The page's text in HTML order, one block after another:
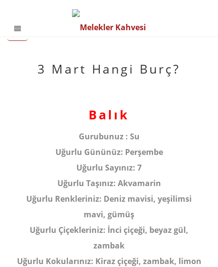
3 Mart Hangi Burç?
Balık
Gurubunuz : Su
Uğurlu Gününüz: Perşembe
Uğurlu Sayınız: 7
Uğurlu Taşınız: Akvamarin
Uğurlu Renkleriniz: Deniz mavisi, yeşilimsi
mavi, gümüş
Uğurlu Çiçekleriniz: İnci çiçeği, beyaz gül,
zambak
Uğurlu Kokularınız: Kiraz çiçeği, zambak, limon